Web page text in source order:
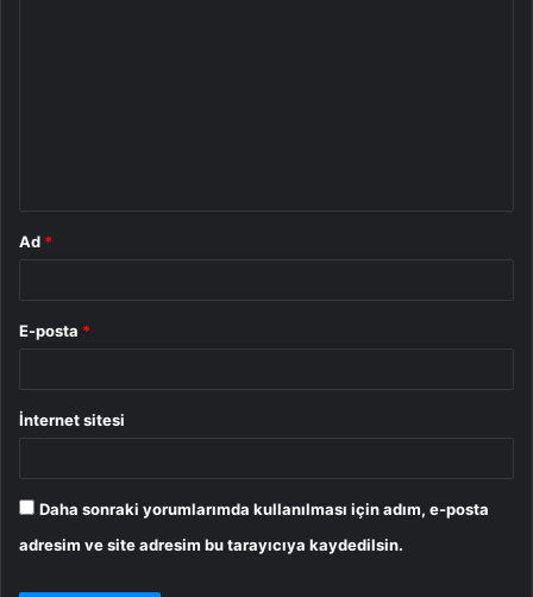
Ad *
E-posta *
İnternet sitesi
Daha sonraki yorumlarımda kullanılması için adım, e-posta
adresim ve site adresim bu tarayıcıya kaydedilsin.